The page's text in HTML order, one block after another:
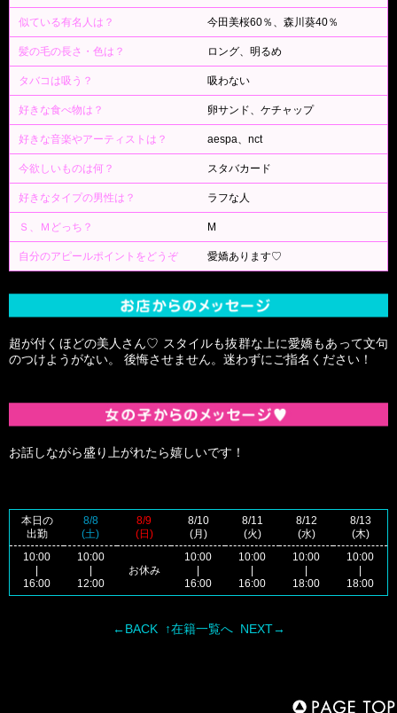
似ている有名人は？ 今田美桜60％、森川葵40％
髪の毛の長さ・色は？ ロング、明るめ
タバコは吸う？ 吸わない
好きな食べ物は？ 卵サンド、ケチャップ
好きな音楽やアーティストは？ aespa、nct
今欲しいものは何？ スタバカード
好きなタイプの男性は？ ラフな人
Ｓ、Ｍどっち？ M
自分のアピールポイントをどうぞ 愛嬌あります♡
超が付くほどの美人さん♡ スタイルも抜群な上に愛嬌もあって文句
のつけようがない。 後悔させません。迷わずにご指名ください！
お話しながら盛り上がれたら嬉しいです！
本日の
出勤
8/8
(土)
8/9
(日)
8/10
(月)
8/11
(火)
8/12
(水)
8/13
(木)
10:00
16:00
10:00
12:00
お休み
10:00
16:00
10:00
16:00
10:00
18:00
10:00
18:00
←BACK ↑在籍一覧へ NEXT→